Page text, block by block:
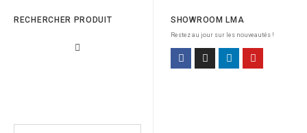
RECHERCHER PRODUIT SHOWROOM LMA
Restez au jour sur les nouveautés !